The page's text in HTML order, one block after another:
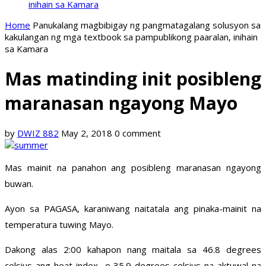
inihain sa Kamara
Home Panukalang magbibigay ng pangmatagalang solusyon sa
kakulangan ng mga textbook sa pampublikong paaralan, inihain
sa Kamara
Mas matinding init posibleng
maranasan ngayong Mayo
by DWIZ 882 May 2, 2018 0 comment
Mas mainit na panahon ang posibleng maranasan ngayong
buwan.
Ayon sa PAGASA, karaniwang naitatala ang pinaka-mainit na
temperatura tuwing Mayo.
Dakong alas 2:00 kahapon nang maitala sa 46.8 degrees